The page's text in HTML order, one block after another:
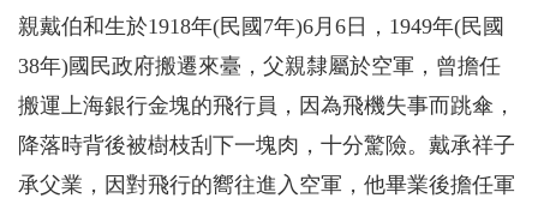
親戴伯和生於1918年(民國7年)6月6日，1949年(民國
38年)國民政府搬遷來臺，父親隸屬於空軍，曾擔任
搬運上海銀行金塊的飛行員，因為飛機失事而跳傘，
降落時背後被樹枝刮下一塊肉，十分驚險。戴承祥子
承父業，因對飛行的嚮往進入空軍，他畢業後擔任軍